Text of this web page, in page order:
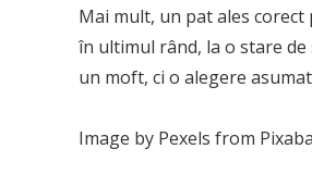
Mai mult, un pat ales
în ultimul rând, la o stare
un moft, ci o alegere
Image by Pexels from